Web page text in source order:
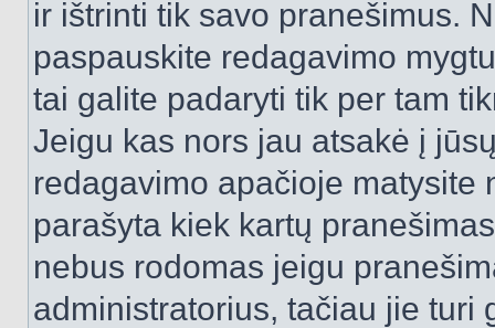
ir ištrinti tik savo pranešimus.
paspauskite redagavimo
tai galite padaryti tik per tam
Jeigu kas nors jau atsakė į
redagavimo apačioje matysite
parašyta kiek kartų
nebus rodomas jeigu
administratorius, tačiau jie turi